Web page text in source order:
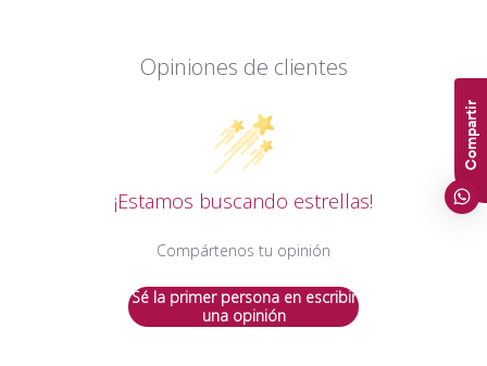
Opiniones de clientes
¡Estamos buscando estrellas!
Compártenos tu opinión
Sé la primer persona en escribir
una opinión
Compartir